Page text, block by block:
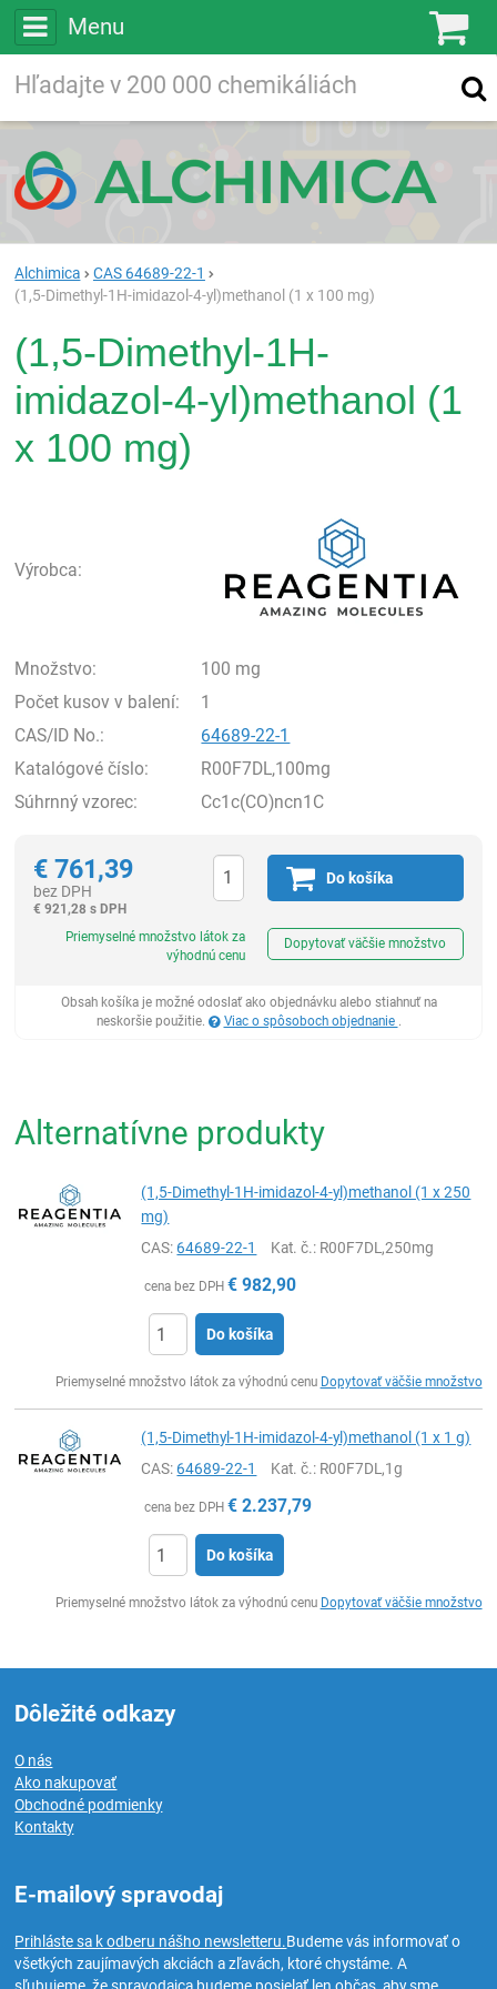
Menu
Vyhľadávanie
Alchimica
CAS 64689-22-1
(1,5-Dimethyl-1H-imidazol-4-yl)methanol (1 x 100 mg)
(1,5-Dimethyl-1H-
imidazol-4-yl)methanol (1
x 100 mg)
Výrobca:
Množstvo:
100 mg
Počet kusov v balení:
1
CAS/ID No.:
64689-22-1
Katalógové číslo:
R00F7DL,100mg
Súhrnný vzorec:
Cc1c(CO)ncn1C
€ 761,39
bez DPH
€ 921,28 s DPH
Do košíka
Priemyselné množstvo látok za
výhodnú cenu
Dopytovať väčšie množstvo
Obsah košíka je možné odoslať ako objednávku alebo stiahnuť na
neskoršie použitie.
Viac o spôsoboch objednanie .
Alternatívne produkty
(1,5-Dimethyl-1H-imidazol-4-yl)methanol (1 x 250
mg)
CAS:64689-22-1 Kat. č.: R00F7DL,250mg
cena bez DPH € 982,90
Do košíka
Priemyselné množstvo látok za výhodnú cenu Dopytovať väčšie množstvo
(1,5-Dimethyl-1H-imidazol-4-yl)methanol (1 x 1 g)
CAS:64689-22-1 Kat. č.: R00F7DL,1g
cena bez DPH € 2.237,79
Do košíka
Priemyselné množstvo látok za výhodnú cenu Dopytovať väčšie množstvo
Dôležité odkazy
O nás
Ako nakupovať
Obchodné podmienky
Kontakty
E-mailový spravodaj
Prihláste sa k odberu nášho newsletteru.Budeme vás informovať o
všetkých zaujímavých akciách a zľavách, ktoré chystáme. A